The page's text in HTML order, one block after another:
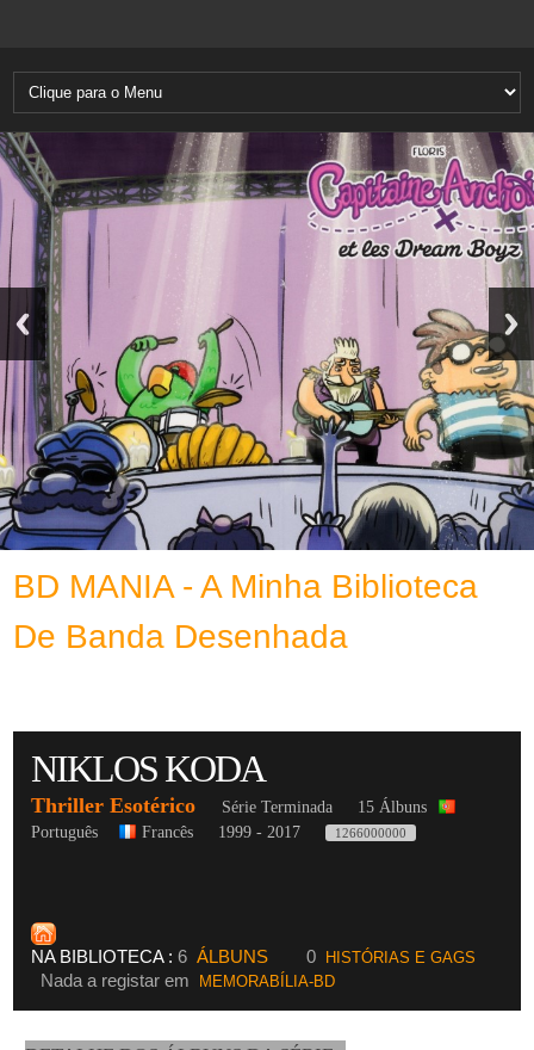
BD MANIA - A Minha Biblioteca
De Banda Desenhada
NIKLOS KODA
Thriller Esotérico Série Terminada
15 Álbuns
Português
Francês 1999 - 2017 1266000000
NA BIBLIOTECA :6 ÁLBUNS 0 HISTÓRIAS E GAGS
Nada a registar em MEMORABÍLIA-BD